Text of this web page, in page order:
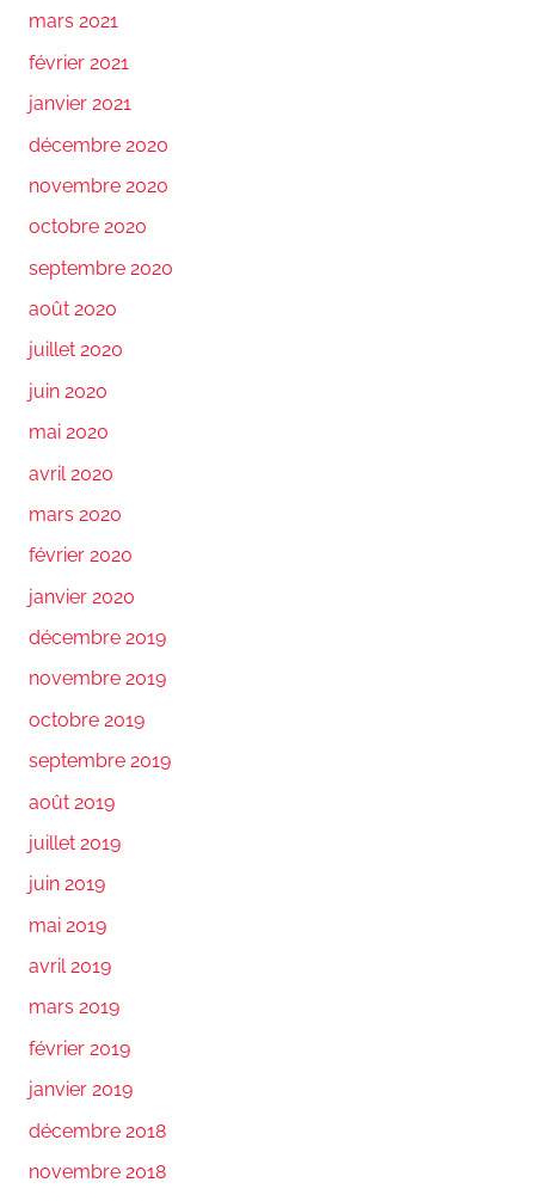
mars 2021
février 2021
janvier 2021
décembre 2020
novembre 2020
octobre 2020
septembre 2020
août 2020
juillet 2020
juin 2020
mai 2020
avril 2020
mars 2020
février 2020
janvier 2020
décembre 2019
novembre 2019
octobre 2019
septembre 2019
août 2019
juillet 2019
juin 2019
mai 2019
avril 2019
mars 2019
février 2019
janvier 2019
décembre 2018
novembre 2018